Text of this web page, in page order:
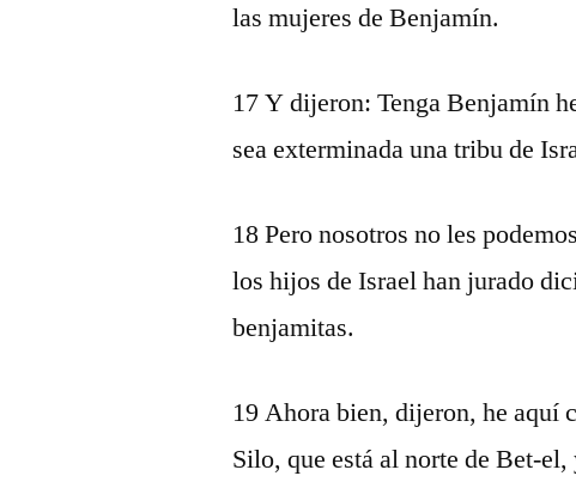
las mujeres de Benjamín.
17 Y dijeron: Tenga Benjamín
sea exterminada una tribu de
18 Pero nosotros no les
los hijos de Israel han jurado
benjamitas.
19 Ahora bien, dijeron, he aquí
Silo, que está al norte de Bet-